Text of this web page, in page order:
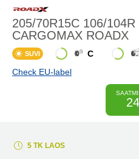
205/70R15C 106/
CARGOMAX ROADX
SUVI C
Check EU-label
5 TK LAOS